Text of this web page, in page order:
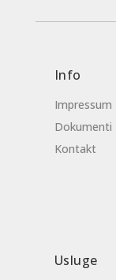
Info
Impressum
Dokumenti
Kontakt
Usluge